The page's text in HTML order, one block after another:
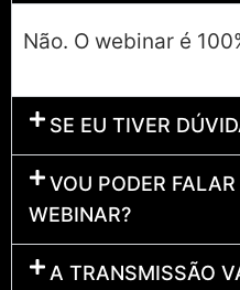
Não. O webinar é
SE EU TIVER
VOU PODER
WEBINAR?
A TRANSMISSÃO